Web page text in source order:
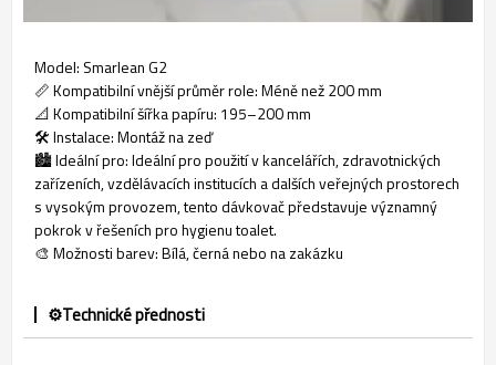
Model: Smarlean G2
📏 Kompatibilní vnější průměr role: Méně než 200 mm
📐 Kompatibilní šířka papíru: 195–200 mm
🛠️ Instalace: Montáž na zeď
🏙️ Ideální pro: Ideální pro použití v kancelářích, zdravotnických
zařízeních, vzdělávacích institucích a dalších veřejných prostorech
s vysokým provozem, tento dávkovač představuje významný
pokrok v řešeních pro hygienu toalet.
🎨 Možnosti barev: Bílá, černá nebo na zakázku
⚙️Technické přednosti